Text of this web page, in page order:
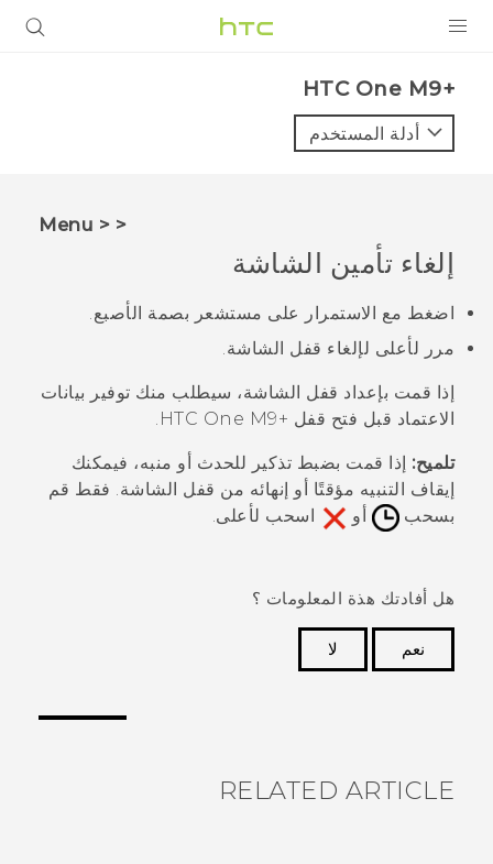
VIVE
VIVERSE
البرامج + التطبيقات
الدعم
أجهزة HTC والملحقات
HTC One M9+‎
أدلة المستخدم
< < Menu
إلغاء تأمين الشاشة
اضغط مع الاستمرار على مستشعر بصمة الأصبع.
مرر لأعلى لإلغاء قفل الشاشة.
إذا قمت بإعداد قفل الشاشة، سيطلب منك توفير بيانات
الاعتماد قبل فتح قفل +HTC One M9
.
تلميح: إذا قمت بضبط تذكير للحدث أو منبه، فيمكنك
إيقاف التنبيه مؤقتًا أو إنهائه من قفل الشاشة. فقط قم
بسحب
أو اسحب لأعلى.
هل أفادتك هذة المعلومات ؟
نعم
لا
RELATED ARTICLE